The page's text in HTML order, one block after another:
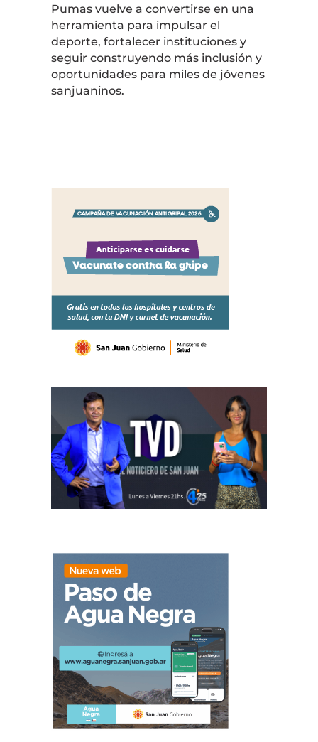
Pumas vuelve a convertirse en una
herramienta para impulsar el
deporte, fortalecer instituciones y
seguir construyendo más inclusión y
oportunidades para miles de jóvenes
sanjuaninos.